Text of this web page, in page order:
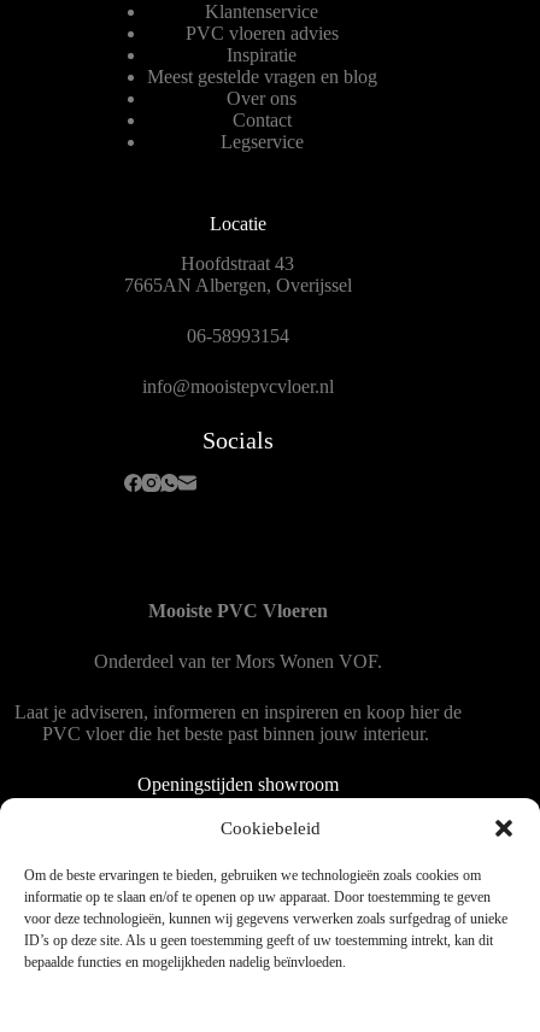
Cookiebeleid
Om de beste ervaringen te bieden, gebruiken we technologieën zoals cookies om
informatie op te slaan en/of te openen op uw apparaat. Door toestemming te geven
voor deze technologieën, kunnen wij gegevens verwerken zoals surfgedrag of unieke
ID’s op deze site. Als u geen toestemming geeft of uw toestemming intrekt, kan dit
bepaalde functies en mogelijkheden nadelig beïnvloeden.
Klantenservice
PVC vloeren advies
Inspiratie
Meest gestelde vragen en blog
Over ons
Contact
Legservice
Locatie
Hoofdstraat 43
7665AN Albergen, Overijssel
06-58993154
info@mooistepvcvloer.nl
Socials
Mooiste PVC Vloeren
Onderdeel van ter Mors Wonen VOF.
Laat je adviseren, informeren en inspireren en koop hier de
PVC vloer die het beste past binnen jouw interieur.
Openingstijden showroom
Dinsdag tot en met vrijdag 9:00 - 18:00
Zaterdag 9:00 tot 15:00
Copyright © 2025 - WordPress thema door blocksy - Made by
Jim ter Mors